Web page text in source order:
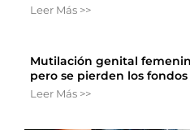
Leer Más >>
Mutilación genital
pero se pierden los fondos
Leer Más >>